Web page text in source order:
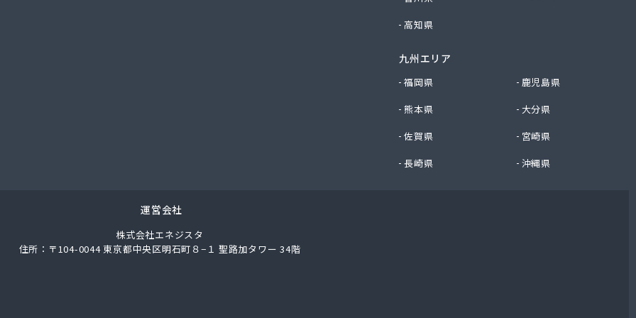
企業組合 鳥羽営業所
希望ケ丘営業所
高知県
九州エリア
福岡県
鹿児島県
熊本県
大分県
佐賀県
宮崎県
長崎県
沖縄県
運営会社
株式会社エネジスタ
住所：〒104-0044 東京都中央区明石町８−１ 聖路加タワー 34階